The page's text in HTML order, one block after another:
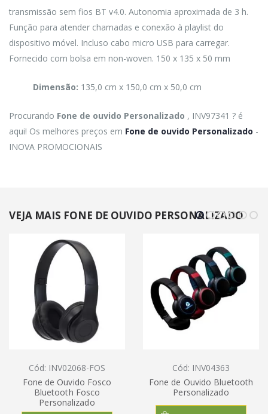
transmissão sem fios BT v4.0. Autonomia aproximada de 3 h.
Função para atender chamadas e conexão à playlist do
dispositivo móvel. Incluso cabo micro USB para carregar.
Fornecido com bolsa em non-woven. 150 x 135 x 50 mm
Dimensão: 135,0 cm x 150,0 cm x 50,0 cm
Procurando Fone de ouvido Personalizado , INV97341 ? é
aqui! Os melhores preços em Fone de ouvido Personalizado -
INOVA PROMOCIONAIS
VEJA MAIS FONE DE OUVIDO PERSONALIZADO
Cód: INV02068-FOS
Fone de Ouvido Fosco
Bluetooth Fosco
Personalizado
Cód: INV04363
Fone de Ouvido Bluetooth
Personalizado